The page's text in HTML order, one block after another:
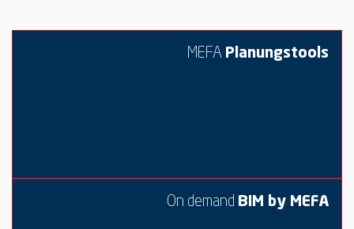
MEFA Planungstools
On demand BIM by MEFA